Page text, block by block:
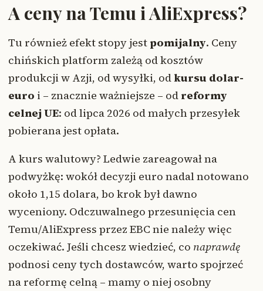
A ceny na Temu i AliExpress?
Tu również efekt stopy jestpomijalny. Ceny
chińskich platform zależą od kosztów
produkcji w Azji, od wysyłki, odkursu dolar-
euro i – znacznie ważniejsze – od reformy
celnej UE: od lipca 2026 od małych przesyłek
pobierana jest opłata.
A kurs walutowy? Ledwie zareagował na
podwyżkę: wokół decyzji euro nadal notowano
około 1,15 dolara, bo krok był dawno
wyceniony. Odczuwalnego przesunięcia cen
Temu/AliExpress przez EBC nie należy więc
oczekiwać. Jeśli chcesz wiedzieć, co naprawdę
podnosi ceny tych dostawców, warto spojrzeć
na reformę celną – mamy o niej osobny